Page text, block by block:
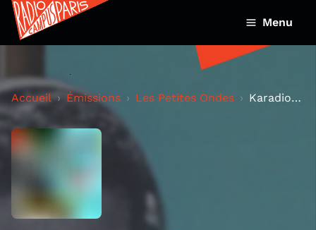
Menu
Accueil Émissions Les Petites Ondes Karadioké, l'émission musicale des enfants de Mass...